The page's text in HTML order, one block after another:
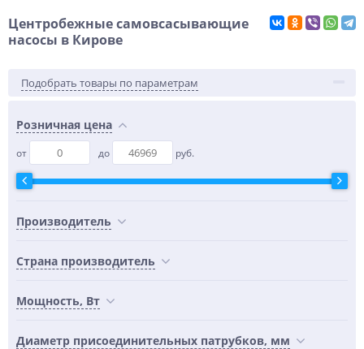
Центробежные самовсасывающие
насосы в Кирове
Подобрать товары по параметрам
Розничная цена
от до руб.
Производитель
Страна производитель
Мощность, Вт
Диаметр присоединительных патрубков, мм